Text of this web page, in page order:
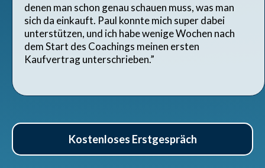
denen man schon genau schauen muss, was man
sich da einkauft. Paul konnte mich super dabei
unterstützen, und ich habe wenige Wochen nach
dem Start des Coachings meinen ersten
Kaufvertrag unterschrieben.”
Kostenloses Erstgespräch